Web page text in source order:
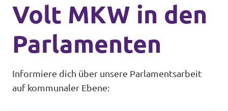
Volt MKW in den
Parlamenten
Informiere dich über unsere Parlamentsarbeit
auf kommunaler Ebene: